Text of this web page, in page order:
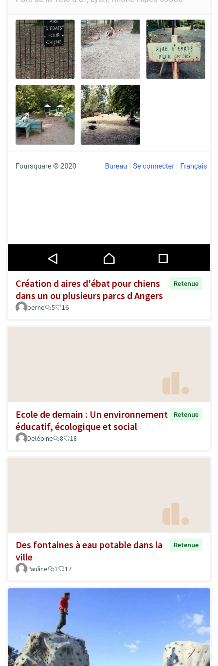
Création d aires d'ébat pour chiens
dans un ou plusieurs parcs d Angers
Retenue
berne 5 16
Ecole de demain : Un environnement
éducatif, écologique et social
Retenue
Delépine 8 18
Des fontaines à eau potable dans la
ville
Retenue
Pauline 1 17